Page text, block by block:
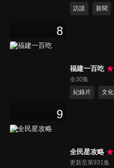
8
訪談
新聞
9
福建一百吃
全30集
紀錄片
文化
全民星攻略
更新至第931集